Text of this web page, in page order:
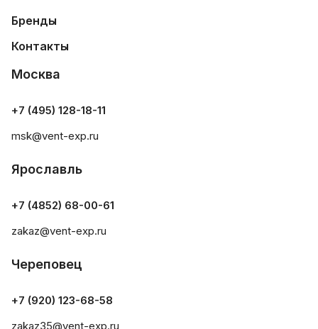
Бренды
Контакты
Москва
+7 (495) 128-18-11
msk@vent-exp.ru
Ярославль
+7 (4852) 68-00-61
zakaz@vent-exp.ru
Череповец
+7 (920) 123-68-58
zakaz35@vent-exp.ru